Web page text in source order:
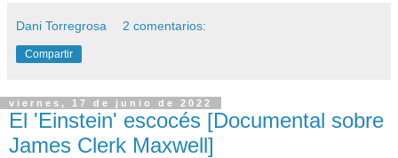
Dani Torregrosa 2 comentarios:
Compartir
viernes, 17 de junio de 2022
El 'Einstein' escocés [Documental sobre
James Clerk Maxwell]